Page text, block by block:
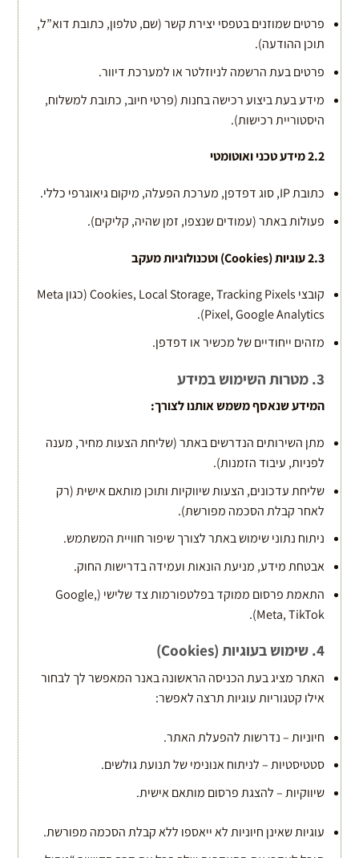
פרטים שמוזנים בטפסי יצירת קשר (שם, טלפון, כתובת דוא”ל,
תוכן ההודעה).
פרטים בעת הרשמה לניוזלטר או למערכת דיוור.
מידע בעת ביצוע רכישה בחנות (פרטי חיוב, כתובת למשלוח,
היסטוריית רכישות).
2.2מידע טכני ואוטומטי
כתובת IP, סוג דפדפן, מערכת הפעלה, מיקום גיאוגרפי כללי.
פעולות באתר (עמודים שנצפו, זמן שהיה, קליקים).
2.3עוגיות(Cookies) וטכנולוגיות מעקב
קובצי Cookies, Local Storage, Tracking Pixels (כגון Meta
Pixel, Google Analytics).
מזהים ייחודיים של מכשיר או דפדפן.
3. מטרות השימוש במידע
המידע שנאסף משמש אותנו לצורך:
מתן השירותים הנדרשים באתר (שליחת הצעות מחיר, מענה
לפניות, עיבוד הזמנות).
שליחת עדכונים, הצעות שיווקיות ותוכן מותאם אישית (רק
לאחר קבלת הסכמה מפורשת).
ניתוח נתוני שימוש באתר לצורך שיפור חוויית המשתמש.
אבטחת מידע, מניעת הונאות ועמידה בדרישות החוק.
התאמת פרסום ממוקד בפלטפורמות צד שלישי (Google,
Meta, TikTok).
4. שימוש בעוגיות (Cookies)
האתר מציג בעת הכניסה הראשונה באנר המאפשר לך לבחור
אילו קטגוריות עוגיות תרצה לאפשר:
חיוניות – נדרשות להפעלת האתר.
סטטיסטיות – לניתוח אנונימי של תנועת גולשים.
שיווקיות – להצגת פרסום מותאם אישית.
עוגיות שאינן חיוניות לא ייאספו ללא קבלת הסכמה מפורשת.